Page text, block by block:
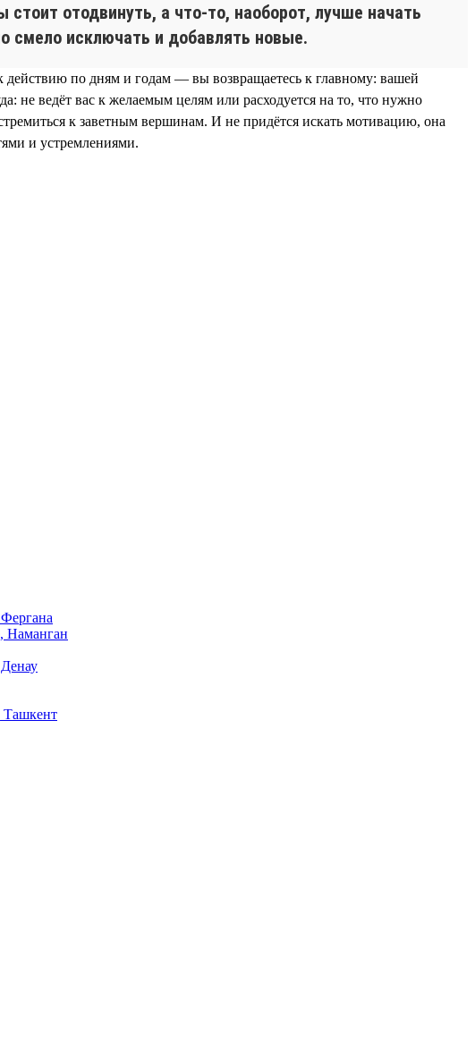
отодвинуть, а что-то, наоборот, лучше начать
смело исключать и добавлять новые.
действию по дням и годам — вы возвращаетесь к главному: вашей
не ведёт вас к желаемым целям или расходуется на то, что нужно
к заветным вершинам. И не придётся искать мотивацию, она
и устремлениями.
Наманган